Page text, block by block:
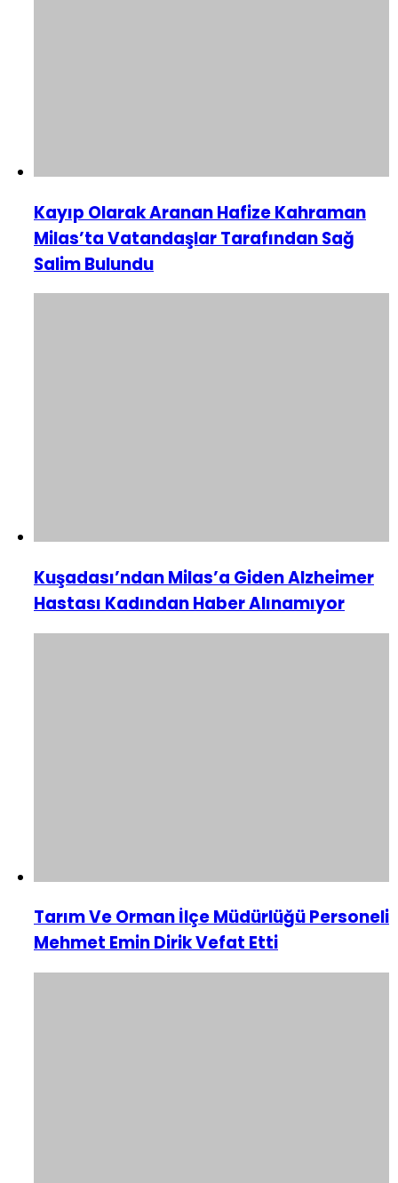
Kayıp Olarak Aranan Hafize Kahraman
Milas’ta Vatandaşlar Tarafından Sağ
Salim Bulundu
Kuşadası’ndan Milas’a Giden Alzheimer
Hastası Kadından Haber Alınamıyor
Tarım Ve Orman İlçe Müdürlüğü Personeli
Mehmet Emin Dirik Vefat Etti